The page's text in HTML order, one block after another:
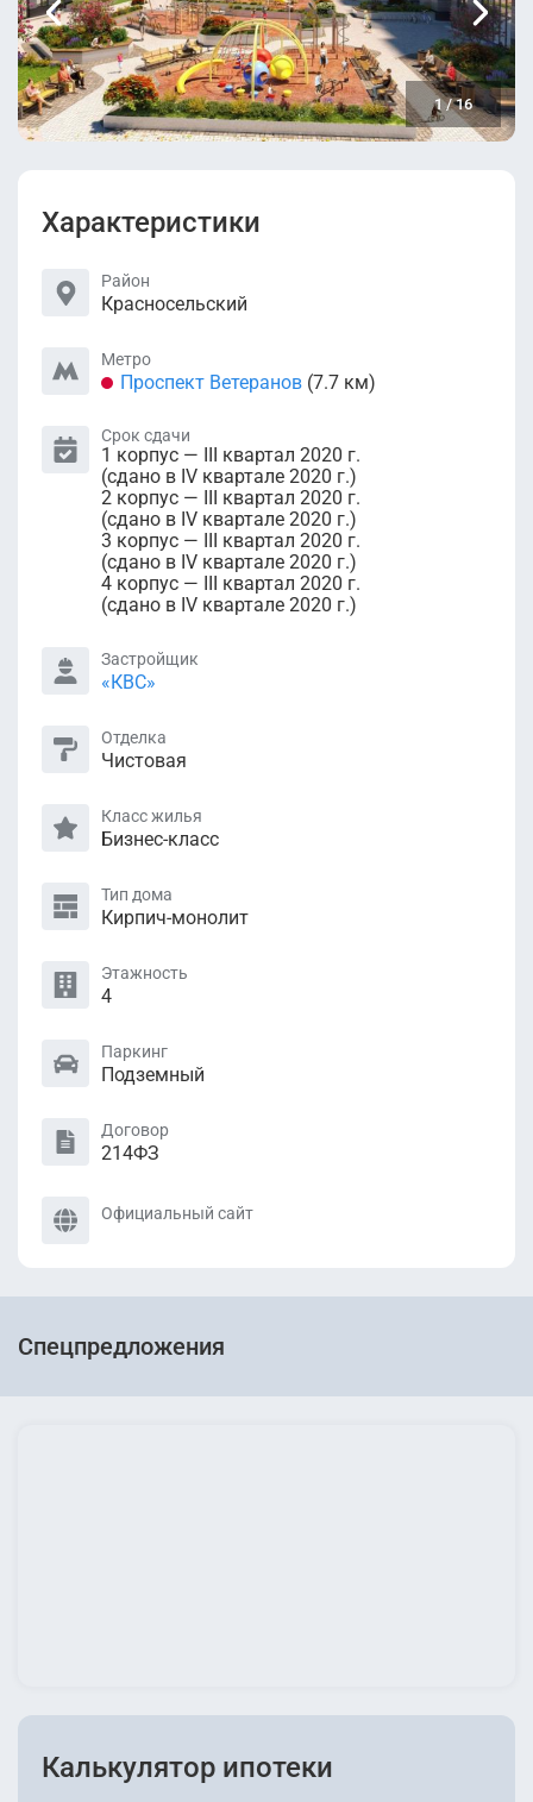
1/16
Характеристики
Район
Красносельский
Метро
Проспект Ветеранов (7.7 км)
Срок сдачи
1 корпус — III квартал 2020 г.
(сдано в IV квартале 2020 г.)
2 корпус — III квартал 2020 г.
(сдано в IV квартале 2020 г.)
3 корпус — III квартал 2020 г.
(сдано в IV квартале 2020 г.)
4 корпус — III квартал 2020 г.
(сдано в IV квартале 2020 г.)
Застройщик
«КВС»
Отделка
Чистовая
Класс жилья
Бизнес-класс
Тип дома
Кирпич-монолит
Этажность
4
Паркинг
Подземный
Договор
214ФЗ
Официальный сайт
Спецпредложения
Калькулятор ипотеки